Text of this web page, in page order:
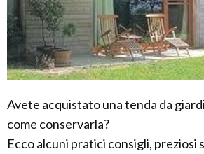
Avete acquistato una tenda da
come conservarla?
Ecco alcuni pratici consigli, preziosi